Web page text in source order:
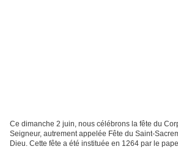
Ce dimanche 2 juin, nous célébrons la fête du
Seigneur, autrement appelée Fête du Saint-
Dieu. Cette fête a été instituée en 1264 par le